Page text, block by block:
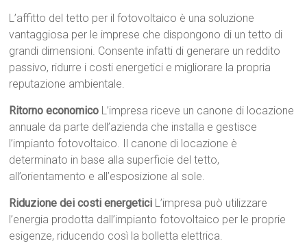
L’affitto del tetto per il fotovoltaico è una soluzione
vantaggiosa per le imprese che dispongono di un tetto di
grandi dimensioni. Consente infatti di generare un reddito
passivo, ridurre i costi energetici e migliorare la propria
reputazione ambientale.
Ritorno economico L’impresa riceve un canone di locazione
annuale da parte dell’azienda che installa e gestisce
l’impianto fotovoltaico. Il canone di locazione è
determinato in base alla superficie del tetto,
all’orientamento e all’esposizione al sole.
Riduzione dei costi energetici L’impresa può utilizzare
l’energia prodotta dall’impianto fotovoltaico per le proprie
esigenze, riducendo così la bolletta elettrica.